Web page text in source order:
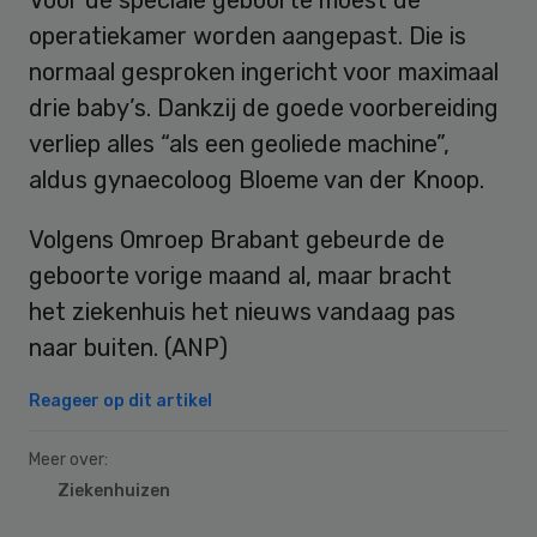
operatiekamer worden aangepast. Die is
normaal gesproken ingericht voor maximaal
drie baby’s. Dankzij de goede voorbereiding
verliep alles “als een geoliede machine”,
aldus gynaecoloog Bloeme van der Knoop.
Volgens Omroep Brabant gebeurde de
geboorte vorige maand al, maar bracht
het ziekenhuis het nieuws vandaag pas
naar buiten. (ANP)
Reageer op dit artikel
Meer over:
Ziekenhuizen